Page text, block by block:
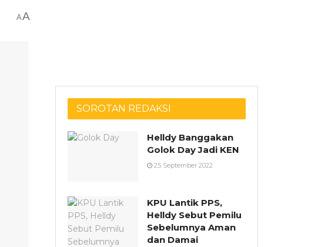
AA
SOROTAN REDAKSI
Helldy Banggakan
Golok Day Jadi KEN
25 September 2022
KPU Lantik PPS,
Helldy Sebut Pemilu
Sebelumnya Aman
dan Damai